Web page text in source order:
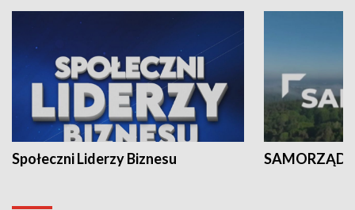
Społeczni Liderzy Biznesu SAMORZĄD